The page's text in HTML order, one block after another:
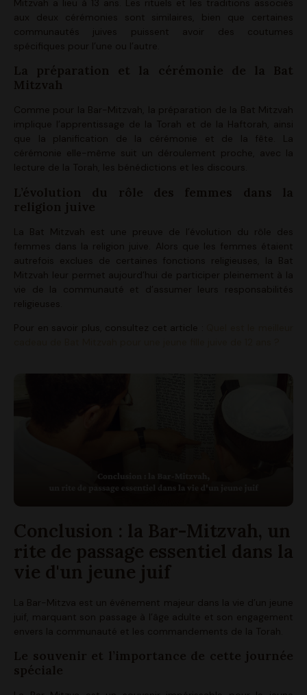
Mitzvah a lieu à 13 ans. Les rituels et les traditions associés
aux deux cérémonies sont similaires, bien que certaines
communautés juives puissent avoir des coutumes
spécifiques pour l’une ou l’autre.
La préparation et la cérémonie de la Bat
Mitzvah
Comme pour la Bar-Mitzvah, la préparation de la Bat Mitzvah
implique l’apprentissage de la Torah et de la Haftorah, ainsi
que la planification de la cérémonie et de la fête. La
cérémonie elle-même suit un déroulement proche, avec la
lecture de la Torah, les bénédictions et les discours.
L’évolution du rôle des femmes dans la
religion juive
La Bat Mitzvah est une preuve de l’évolution du rôle des
femmes dans la religion juive. Alors que les femmes étaient
autrefois exclues de certaines fonctions religieuses, la Bat
Mitzvah leur permet aujourd’hui de participer pleinement à la
vie de la communauté et d’assumer leurs responsabilités
religieuses.
Pour en savoir plus, consultez cet article :
Conclusion : la Bar-Mitzvah, un
rite de passage essentiel dans la
vie d'un jeune juif
La Bar-Mitzva est un événement majeur dans la vie d’un jeune
juif, marquant son passage à l’âge adulte et son engagement
envers la communauté et les commandements de la Torah.
Le souvenir et l’importance de cette journée
spéciale